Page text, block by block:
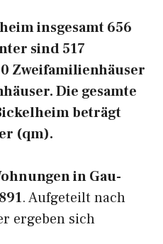
insgesamt 656
sind 517
Zweifamilienhäuser
Die gesamte
beträgt
(qm).
in Gau-
. Aufgeteilt nach
ergeben sich